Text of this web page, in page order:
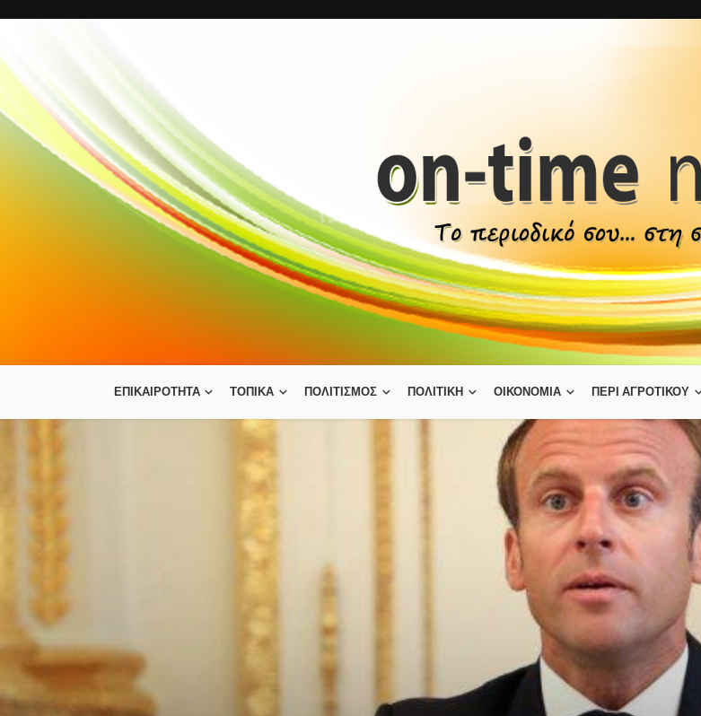
ΕΠΙΚΑΙΡΟΤΗΤΑ ΤΟΠΙΚΑ ΠΟΛΙΤΙΣΜΟΣ ΠΟΛΙΤΙΚΗ ΟΙΚΟΝΟΜΙΑ ΠΕΡΙ ΑΓΡΟΤΙΚΟΥ